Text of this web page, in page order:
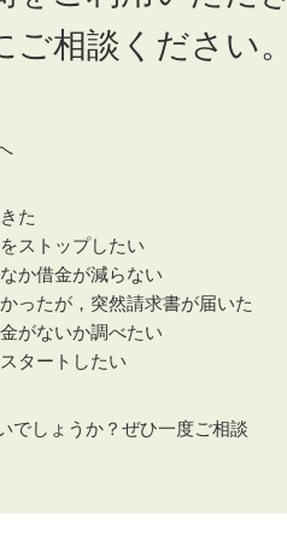
相談ください。
た
ストップしたい
か借金が減らない
ったが，突然請求書が届いた
がないか調べたい
タートしたい
でしょうか？ぜひ一度ご相談